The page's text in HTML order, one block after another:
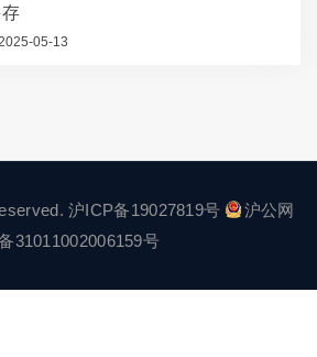
05-13
沪ICP备19027819号
沪公网
31011002006159号